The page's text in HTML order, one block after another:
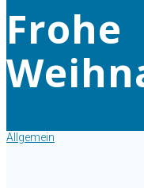
Frohe
Allgemein